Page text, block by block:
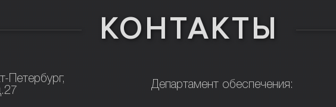
КОНТАКТЫ
Петербург,
Департамент обеспечения: